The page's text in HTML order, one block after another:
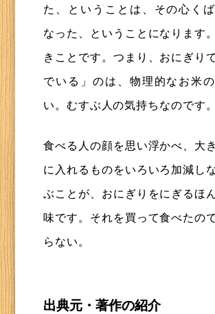
た、ということは、その心くば
なった、ということになります
きことです。つまり、おにぎり
でいる」のは、物理的なお米
い。むすぶ人の気持ちなのです。
食べる人の顔を思い浮かべ、大
に入れるものをいろいろ加減し
ぶことが、おにぎりをにぎるほ
味です。それを買って食べたの
らない。
出典元・著作の紹介